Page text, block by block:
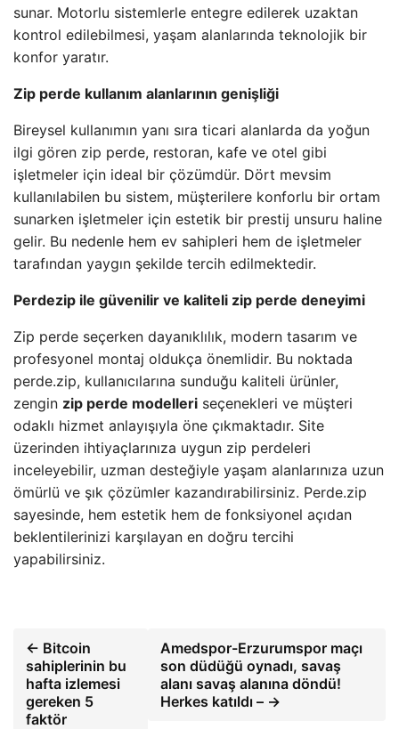
sunar. Motorlu sistemlerle entegre edilerek uzaktan
kontrol edilebilmesi, yaşam alanlarında teknolojik bir
konfor yaratır.
Zip perde kullanım alanlarının genişliği
Bireysel kullanımın yanı sıra ticari alanlarda da yoğun
ilgi gören zip perde, restoran, kafe ve otel gibi
işletmeler için ideal bir çözümdür. Dört mevsim
kullanılabilen bu sistem, müşterilere konforlu bir ortam
sunarken işletmeler için estetik bir prestij unsuru haline
gelir. Bu nedenle hem ev sahipleri hem de işletmeler
tarafından yaygın şekilde tercih edilmektedir.
Perdezip ile güvenilir ve kaliteli zip perde deneyimi
Zip perde seçerken dayanıklılık, modern tasarım ve
profesyonel montaj oldukça önemlidir. Bu noktada
perde.zip, kullanıcılarına sunduğu kaliteli ürünler,
zengin zip perde modelleri seçenekleri ve müşteri
odaklı hizmet anlayışıyla öne çıkmaktadır. Site
üzerinden ihtiyaçlarınıza uygun zip perdeleri
inceleyebilir, uzman desteğiyle yaşam alanlarınıza uzun
ömürlü ve şık çözümler kazandırabilirsiniz. Perde.zip
sayesinde, hem estetik hem de fonksiyonel açıdan
beklentilerinizi karşılayan en doğru tercihi
yapabilirsiniz.
← Bitcoin
sahiplerinin bu
hafta izlemesi
gereken 5
faktör
Amedspor-Erzurumspor maçı
son düdüğü oynadı, savaş
alanı savaş alanına döndü!
Herkes katıldı – →